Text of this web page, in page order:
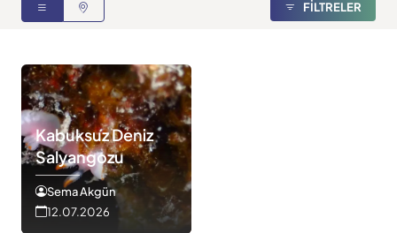
FİLTRELER
Kabuksuz Deniz
Salyangozu
Sema Akgün
12.07.2026